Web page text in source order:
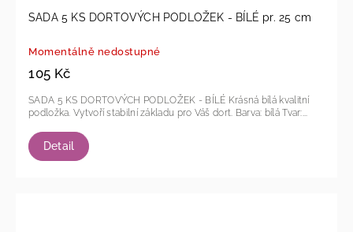
SADA 5 KS DORTOVÝCH PODLOŽEK - BÍLÉ pr. 25 cm
Momentálně nedostupné
105 Kč
Detail
SADA 5 KS DORTOVÝCH PODLOŽEK - BÍLÉ Krásná bílá kvalitní
podložka. Vytvoří stabilní základu pro Váš dort. Barva: bílá Tvar:...